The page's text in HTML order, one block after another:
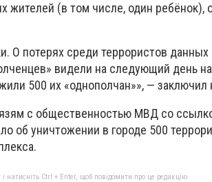
жителей (в том числе, один ребёнок),
О потерях среди террористов данных
видели на следующий день
500 их «однополчан»», —
с общественностью МВД со
об уничтожении в городе 500
натисніть Ctrl + Enter, щоб повідомити про це редакцію